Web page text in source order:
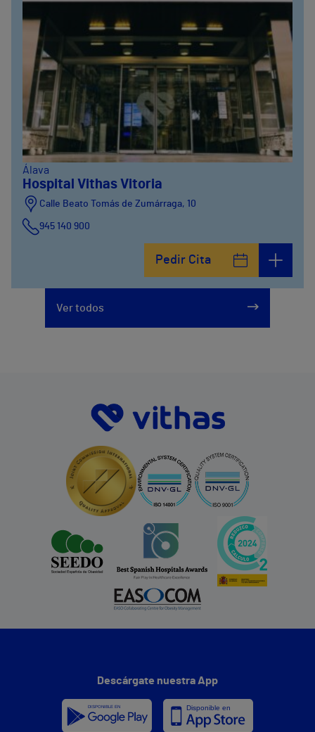
Álava
Hospital Vithas Vitoria
Calle Beato Tomás de Zumárraga, 10
945 140 900
Pedir Cita
Ver todos
Descárgate nuestra App